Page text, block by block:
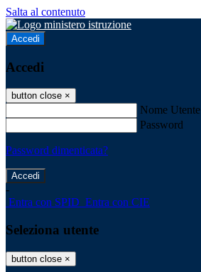
Salta al contenuto
Accedi
Accedi
button close ×
Nome Utente
Password
Password dimenticata?
-
Entra con SPID Entra con CIE
Seleziona utente
button close ×